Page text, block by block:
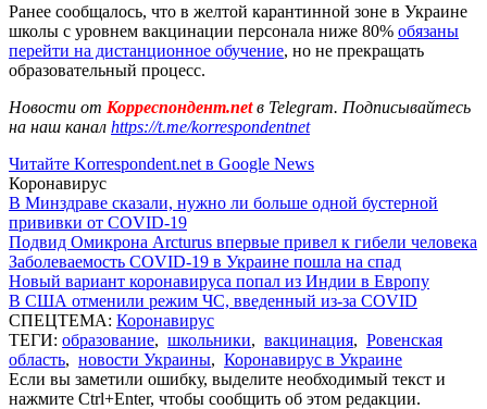
Ранее сообщалось, что в желтой карантинной зоне в Украине
школы с уровнем вакцинации персонала ниже 80% обязаны
перейти на дистанционное обучение, но не прекращать
образовательный процесс.
Новости от Корреспондент.netв Telegram. Подписывайтесь
на наш канал https://t.me/korrespondentnet
Читайте Korrespondent.net в Google News
Коронавирус
В Минздраве сказали, нужно ли больше одной бустерной
прививки от COVID-19
Подвид Омикрона Arcturus впервые привел к гибели человека
Заболеваемость COVID-19 в Украине пошла на спад
Новый вариант коронавируса попал из Индии в Европу
В США отменили режим ЧС, введенный из-за COVID
СПЕЦТЕМА: Коронавирус
ТЕГИ: образование, школьники, вакцинация, Ровенская
область, новости Украины, Коронавирус в Украине
Если вы заметили ошибку, выделите необходимый текст и
нажмите Ctrl+Enter, чтобы сообщить об этом редакции.